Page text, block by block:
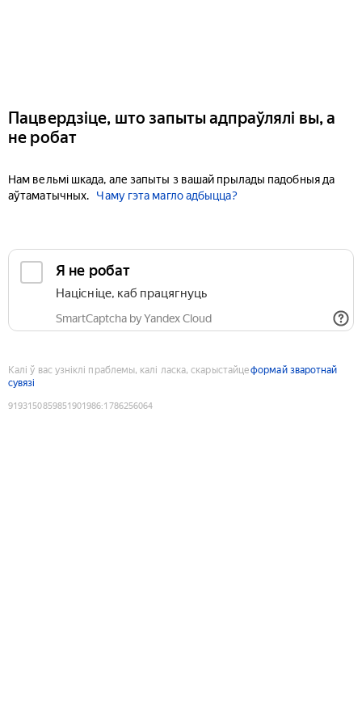
Пацвердзіце, што запыты адпраўлялі вы, а
не робат
Нам вельмі шкада, але запыты з вашай прылады падобныя да
аўтаматычных.
Чаму гэта магло адбыцца?
Я не робат
Націсніце, каб працягнуць
SmartCaptcha by Yandex Cloud
Калі ў вас узніклі праблемы, калі ласка, скарыстайцеформай зваротнай
сувязі
9193150859851901986:1786256064